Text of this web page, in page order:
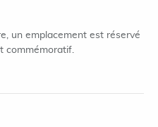
un emplacement est réservé
commémoratif.